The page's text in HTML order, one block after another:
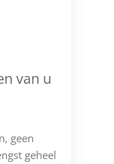
van u
geen
geheel